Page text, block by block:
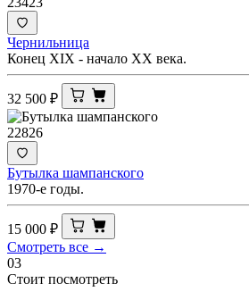
Чернильница
Конец XIX - начало ХХ века.
32 500 ₽
22826
Бутылка шампанского
1970-е годы.
15 000 ₽
Смотреть все →
03
Стоит посмотреть